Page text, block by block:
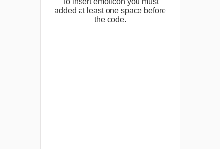
To insert emoticon you must
added at least one space before
the code.